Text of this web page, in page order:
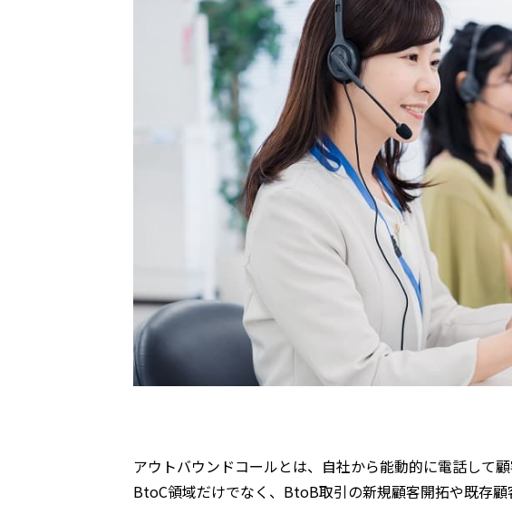
アウトバウンドコールとは、自社から能動的に電話して
BtoC領域だけでなく、BtoB取引の新規顧客開拓や既存顧